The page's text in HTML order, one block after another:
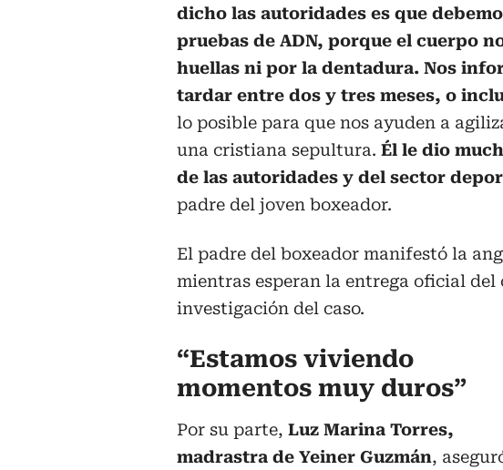
dicho las autoridades es que
pruebas de ADN, porque el cuerpo
huellas ni por la dentadura. Nos
tardar entre dos y tres meses, o
lo posible para que nos ayuden a
una cristiana sepultura. Él le dio
de las autoridades y del sector
padre del joven boxeador.
El padre del boxeador manifestó la
mientras esperan la entrega oficial del
investigación del caso.
“Estamos viviendo
momentos muy duros”
Por su parte, Luz Marina Torres,
madrastra de Yeiner Guzmán,